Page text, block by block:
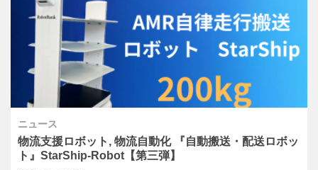
ニュース
物流支援ロボット, 物流自動化 『自動搬送・配送ロボッ
ト』StarShip-Robot【第三弾】